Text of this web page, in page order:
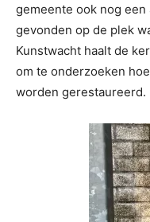
gemeente ook nog
gevonden op de plek
Kunstwacht haalt de
om te onderzoeken
worden gerestaureerd.